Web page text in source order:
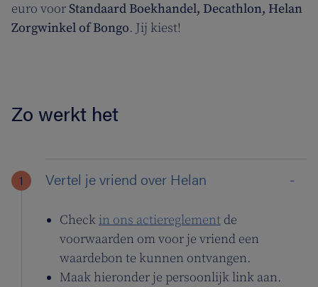
euro voorStandaard Boekhandel, Decathlon, Helan
Zorgwinkel of Bongo. Jij kiest!
Zo werkt het
Vertel je vriend over Helan
Check in ons actiereglement de
voorwaarden om voor je vriend een
waardebon te kunnen ontvangen.
Maak hieronder je persoonlijk link aan.